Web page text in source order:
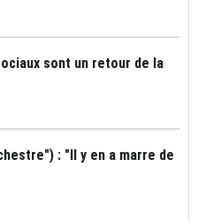
sont un retour de la
: "Il y en a marre de